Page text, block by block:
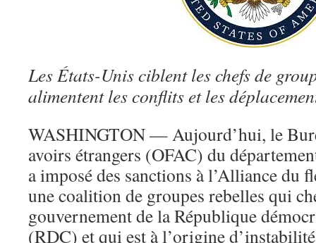
Les États-Unis ciblent les chefs de
alimentent les conflits et les
WASHINGTON — Aujourd’hui, le
avoirs étrangers (OFAC) du
a imposé des sanctions à l’Alliance du
une coalition de groupes rebelles qui
gouvernement de la République
(RDC) et qui est à l’origine